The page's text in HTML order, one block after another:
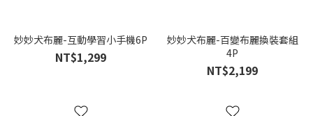
妙妙犬布麗-互動學習小手機6P
NT$1,299
妙妙犬布麗-百變布麗換裝套組
4P
NT$2,199